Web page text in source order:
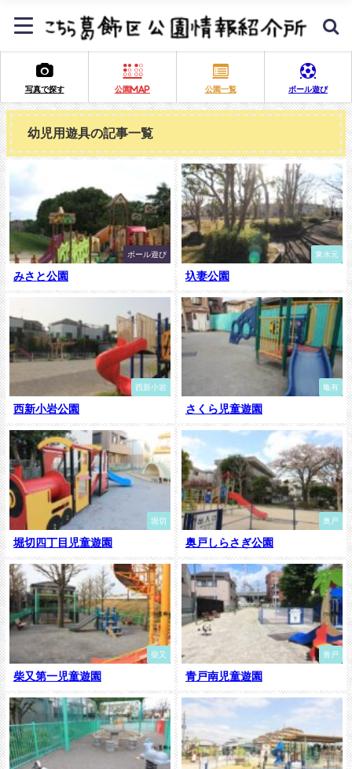
写真で探す 公園MAP 公園一覧 ボール遊び
幼児用遊具の記事一覧
ボール遊び
みさと公園
東水元
圦妻公園
西新小岩
西新小岩公園
亀有
さくら児童遊園
堀切
堀切四丁目児童遊園
奥戸
奥戸しらさぎ公園
柴又
柴又第一児童遊園
青戸
青戸南児童遊園